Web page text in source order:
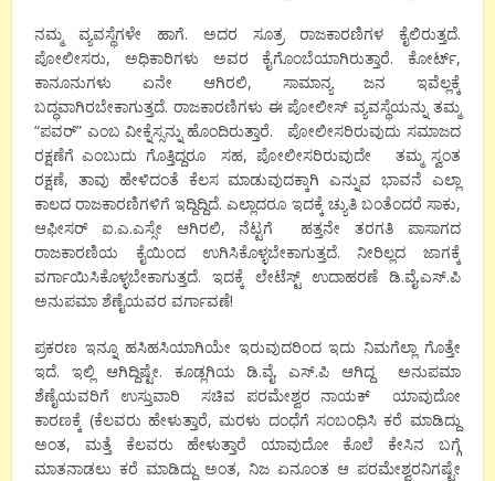
ನಮ್ಮ ವ್ಯವಸ್ಥೆಗಳೇ ಹಾಗೆ. ಅದರ ಸೂತ್ರ ರಾಜಕಾರಣಿಗಳ ಕೈಲಿರುತ್ತದೆ.
ಪೋಲೀಸರು, ಅಧಿಕಾರಿಗಳು ಅವರ ಕೈಗೊಂಬೆಯಾಗಿರುತ್ತಾರೆ. ಕೋರ್ಟ್,
ಕಾನೂನುಗಳು ಏನೇ ಆಗಿರಲಿ, ಸಾಮಾನ್ಯ ಜನ ಇವೆಲ್ಲಕ್ಕೆ
ಬದ್ಧವಾಗಿರಬೇಕಾಗುತ್ತದೆ. ರಾಜಕಾರಣಿಗಳು ಈ ಪೋಲೀಸ್ ವ್ಯವಸ್ಥೆಯನ್ನು ತಮ್ಮ
“ಪವರ್” ಎಂಬ ವೀಕ್ನೆಸ್ಸನ್ನು ಹೊಂದಿರುತ್ತಾರೆ. ಪೋಲೀಸರಿರುವುದು ಸಮಾಜದ
ರಕ್ಷಣೆಗೆ ಎಂಬುದು ಗೊತ್ತಿದ್ದರೂ ಸಹ, ಪೋಲೀಸರಿರುವುದೇ ತಮ್ಮ ಸ್ವಂತ
ರಕ್ಷಣೆ, ತಾವು ಹೇಳಿದಂತೆ ಕೆಲಸ ಮಾಡುವುದಕ್ಕಾಗಿ ಎನ್ನುವ ಭಾವನೆ ಎಲ್ಲಾ
ಕಾಲದ ರಾಜಕಾರಣಿಗಳಿಗೆ ಇದ್ದಿದ್ದಿದೆ. ಎಲ್ಲಾದರೂ ಇದಕ್ಕೆ ಚ್ಯುತಿ ಬಂತೆಂದರೆ ಸಾಕು,
ಆಫೀಸರ್ ಐ.ಎ.ಎಸ್ಸೇ ಆಗಿರಲಿ, ನೆಟ್ಟಗೆ ಹತ್ತನೇ ತರಗತಿ ಪಾಸಾಗದ
ರಾಜಕಾರಣಿಯ ಕೈಯಿಂದ ಉಗಿಸಿಕೊಳ್ಳಬೇಕಾಗುತ್ತದೆ. ನೀರಿಲ್ಲದ ಜಾಗಕ್ಕೆ
ವರ್ಗಾಯಿಸಿಕೊಳ್ಳಬೇಕಾಗುತ್ತದೆ. ಇದಕ್ಕೆ ಲೇಟೆಸ್ಟ್ ಉದಾಹರಣೆ ಡಿ.ವೈ.ಎಸ್.ಪಿ
ಅನುಪಮಾ ಶೆಣೈಯವರ ವರ್ಗಾವಣೆ!
ಪ್ರಕರಣ ಇನ್ನೂ ಹಸಿಹಸಿಯಾಗಿಯೇ ಇರುವುದರಿಂದ ಇದು ನಿಮಗೆಲ್ಲಾ ಗೊತ್ತೇ
ಇದೆ. ಇಲ್ಲಿ ಆಗಿದ್ದಿಷ್ಟೇ. ಕೂಡ್ಲಗಿಯ ಡಿ.ವೈ. ಎಸ್.ಪಿ ಆಗಿದ್ದ ಅನುಪಮಾ
ಶೆಣೈಯವರಿಗೆ ಉಸ್ತುವಾರಿ ಸಚಿವ ಪರಮೇಶ್ವರ ನಾಯಕ್ ಯಾವುದೋ
ಕಾರಣಕ್ಕೆ (ಕೆಲವರು ಹೇಳುತ್ತಾರೆ, ಮರಳು ದಂಧೆಗೆ ಸಂಬಂಧಿಸಿ ಕರೆ ಮಾಡಿದ್ದು
ಅಂತ, ಮತ್ತೆ ಕೆಲವರು ಹೇಳುತ್ತಾರೆ ಯಾವುದೋ ಕೊಲೆ ಕೇಸಿನ ಬಗ್ಗೆ
ಮಾತನಾಡಲು ಕರೆ ಮಾಡಿದ್ದು ಅಂತ, ನಿಜ ಏನೂಂತ ಆ ಪರಮೇಶ್ವರನಿಗಷ್ಟೇ